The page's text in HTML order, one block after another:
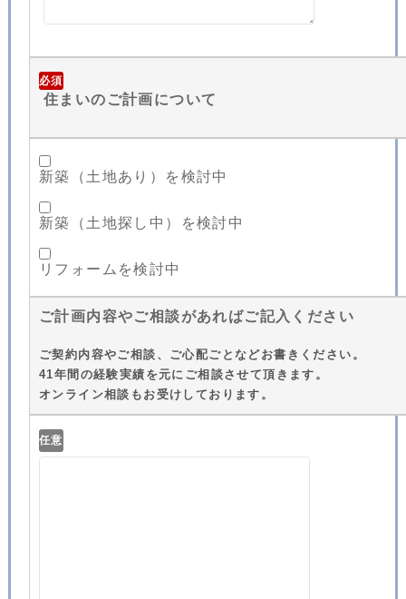
必須
住まいのご計画について
新築（土地あり）を検討中
新築（土地探し中）を検討中
リフォームを検討中
ご計画内容やご相談があればご記入ください
ご契約内容やご相談、ご心配ごとなどお書きください。
41年間の経験実績を元にご相談させて頂きます。
オンライン相談もお受けしております。
任意